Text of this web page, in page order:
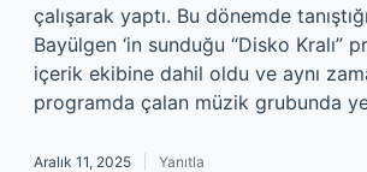
çalışarak yaptı. Bu dönemde
Bayülgen ‘in sunduğu “Disko Kralı”
içerik ekibine dahil oldu ve aynı
programda çalan müzik grubunda
Aralık 11, 2025 Yanıtla